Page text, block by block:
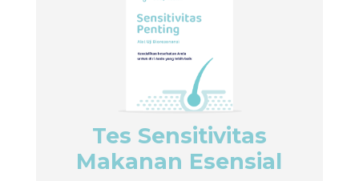
Tes Sensitivitas
Makanan Esensial